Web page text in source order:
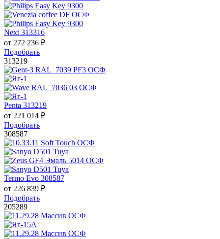
Next 313316
от 272 236 ₽
Подобрать
313219
Penta 313219
от 221 014 ₽
Подобрать
308587
Termo Evo 308587
от 226 839 ₽
Подобрать
205289